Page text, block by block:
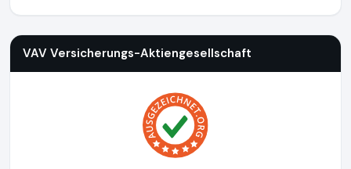
VAV Versicherungs-Aktiengesellschaft